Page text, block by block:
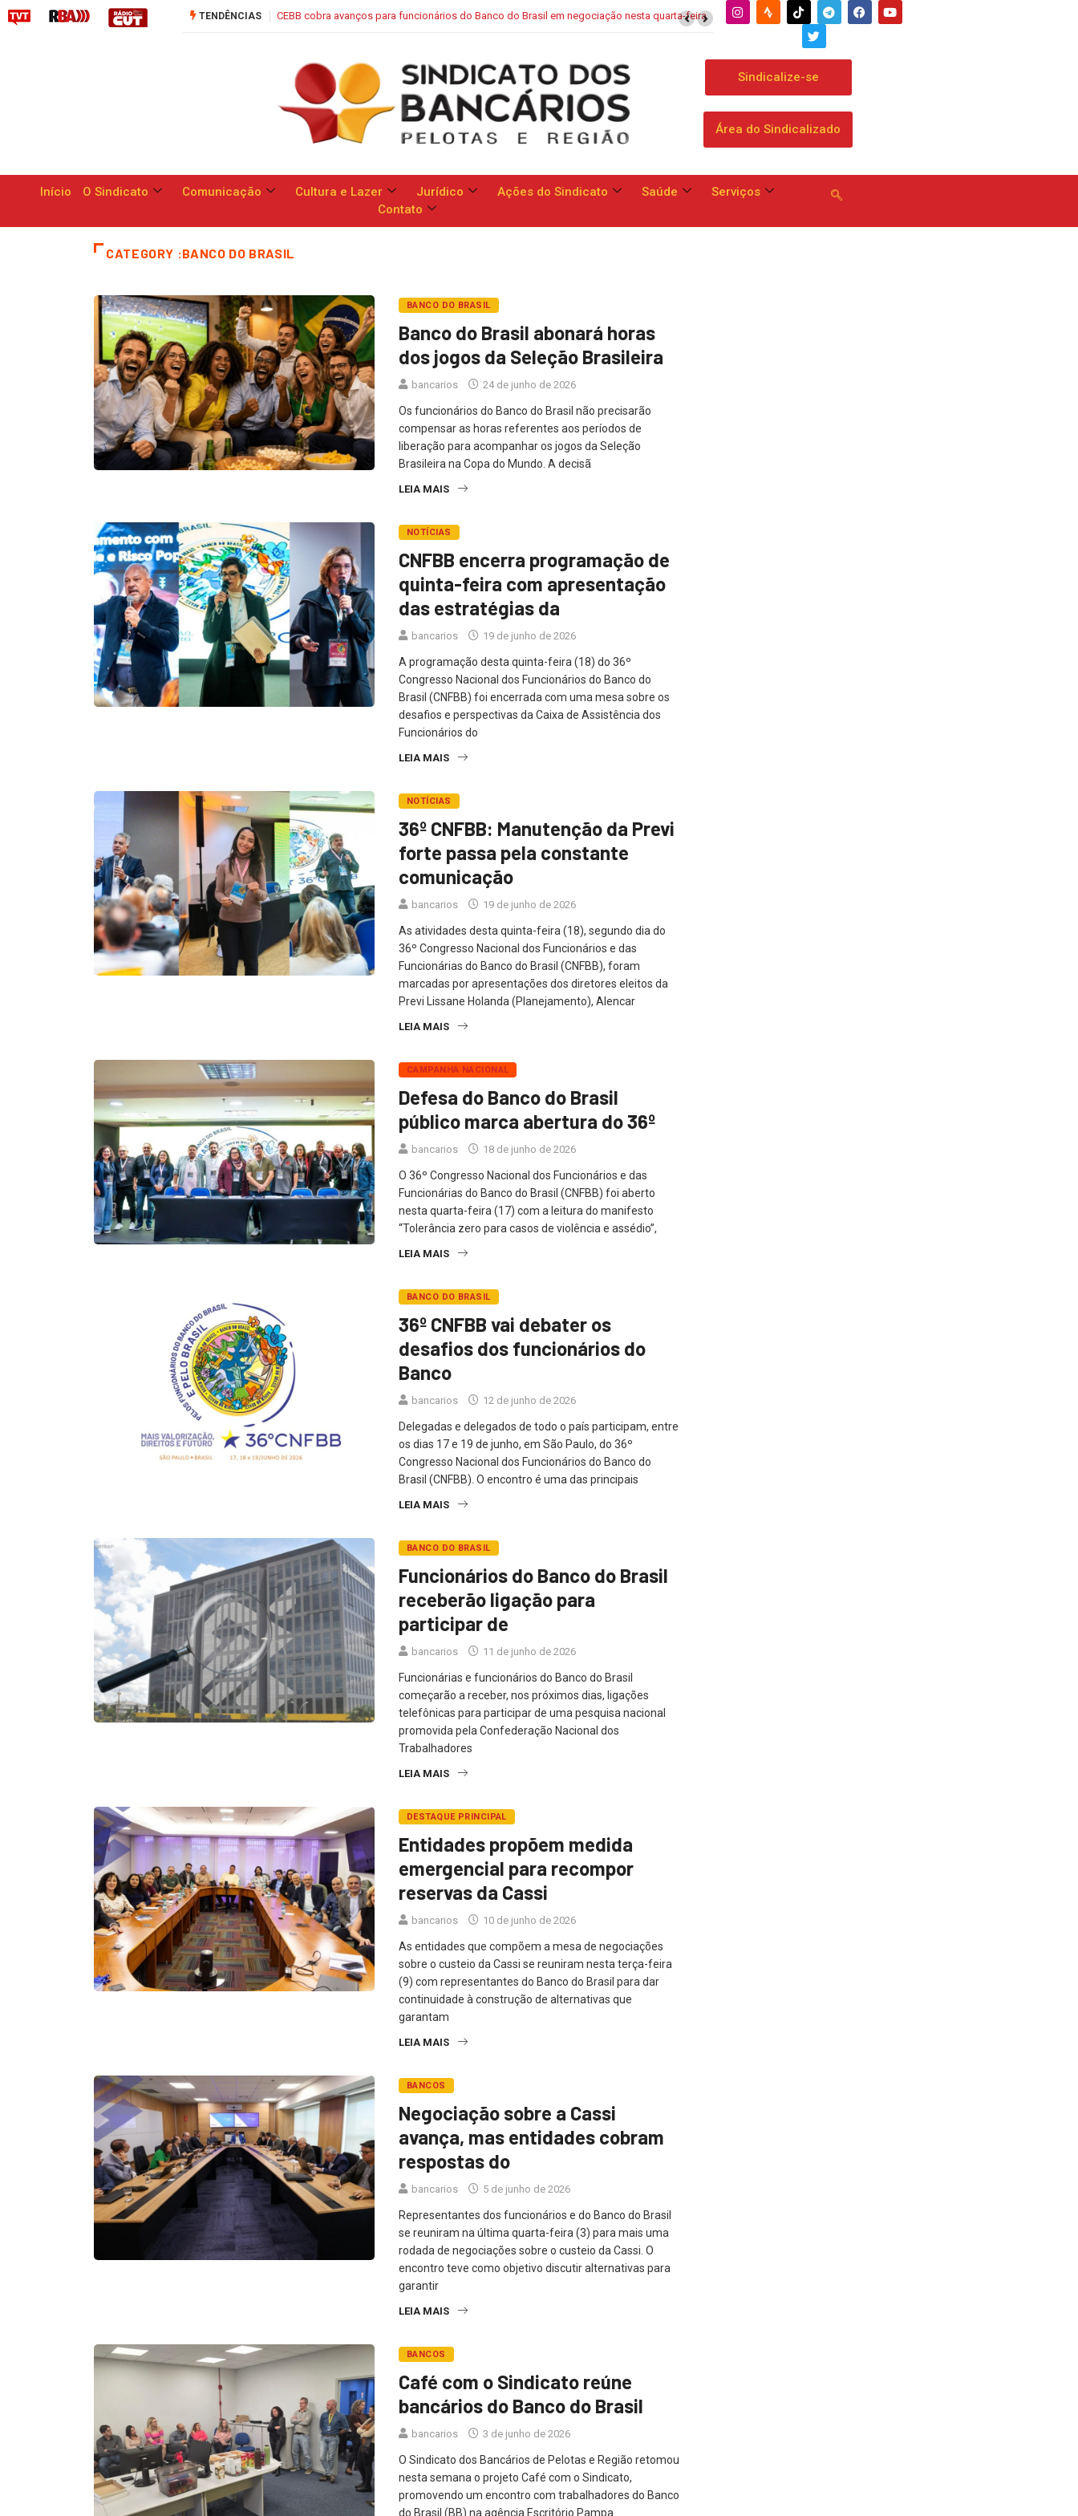
TENDÊNCIAS
Sindicalize-se
Área do Sindicalizado
Início O Sindicato Comunicação Cultura e Lazer Jurídico Ações do Sindicato Saúde
Serviços
Contato
CATEGORY :BANCO DO BRASIL
BANCO DO BRASIL
Banco do Brasil abonará horas
dos jogos da Seleção Brasileira
bancarios 24 de junho de 2026
Os funcionários do Banco do Brasil não precisarão
compensar as horas referentes aos períodos de
liberação para acompanhar os jogos da Seleção
Brasileira na Copa do Mundo. A decisã
LEIA MAIS
NOTÍCIAS
CNFBB encerra programação de
quinta-feira com apresentação
das estratégias da
bancarios 19 de junho de 2026
A programação desta quinta-feira (18) do 36º
Congresso Nacional dos Funcionários do Banco do
Brasil (CNFBB) foi encerrada com uma mesa sobre os
desafios e perspectivas da Caixa de Assistência dos
Funcionários do
LEIA MAIS
NOTÍCIAS
36º CNFBB: Manutenção da Previ
forte passa pela constante
comunicação
bancarios 19 de junho de 2026
As atividades desta quinta-feira (18), segundo dia do
36º Congresso Nacional dos Funcionários e das
Funcionárias do Banco do Brasil (CNFBB), foram
marcadas por apresentações dos diretores eleitos da
Previ Lissane Holanda (Planejamento), Alencar
LEIA MAIS
CAMPANHA NACIONAL
Defesa do Banco do Brasil
público marca abertura do 36º
bancarios 18 de junho de 2026
O 36º Congresso Nacional dos Funcionários e das
Funcionárias do Banco do Brasil (CNFBB) foi aberto
nesta quarta-feira (17) com a leitura do manifesto
“Tolerância zero para casos de violência e assédio”,
LEIA MAIS
BANCO DO BRASIL
36º CNFBB vai debater os
desafios dos funcionários do
Banco
bancarios 12 de junho de 2026
Delegadas e delegados de todo o país participam, entre
os dias 17 e 19 de junho, em São Paulo, do 36º
Congresso Nacional dos Funcionários do Banco do
Brasil (CNFBB). O encontro é uma das principais
LEIA MAIS
BANCO DO BRASIL
Funcionários do Banco do Brasil
receberão ligação para
participar de
bancarios 11 de junho de 2026
Funcionárias e funcionários do Banco do Brasil
começarão a receber, nos próximos dias, ligações
telefônicas para participar de uma pesquisa nacional
promovida pela Confederação Nacional dos
Trabalhadores
LEIA MAIS
DESTAQUE PRINCIPAL
Entidades propõem medida
emergencial para recompor
reservas da Cassi
bancarios 10 de junho de 2026
As entidades que compõem a mesa de negociações
sobre o custeio da Cassi se reuniram nesta terça-feira
(9) com representantes do Banco do Brasil para dar
continuidade à construção de alternativas que
garantam
LEIA MAIS
BANCOS
Negociação sobre a Cassi
avança, mas entidades cobram
respostas do
bancarios 5 de junho de 2026
Representantes dos funcionários e do Banco do Brasil
se reuniram na última quarta-feira (3) para mais uma
rodada de negociações sobre o custeio da Cassi. O
encontro teve como objetivo discutir alternativas para
garantir
LEIA MAIS
BANCOS
Café com o Sindicato reúne
bancários do Banco do Brasil
bancarios 3 de junho de 2026
O Sindicato dos Bancários de Pelotas e Região retomou
nesta semana o projeto Café com o Sindicato,
promovendo um encontro com trabalhadores do Banco
do Brasil (BB) na agência Escritório Pampa